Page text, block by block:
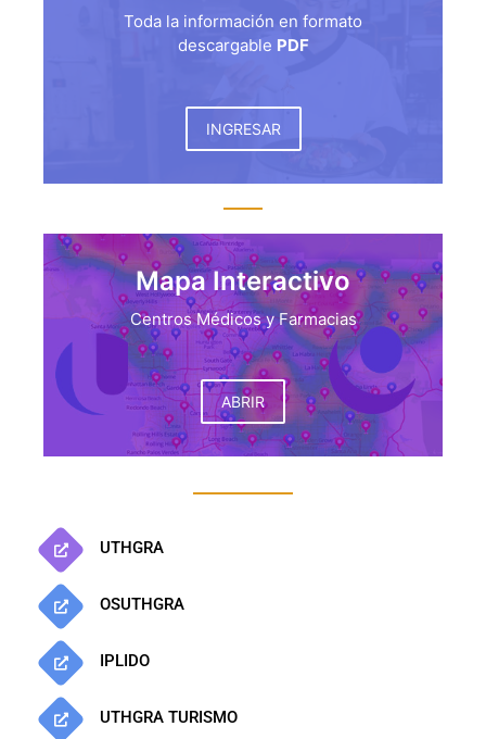
Toda la información en formato
descargable PDF
INGRESAR
Mapa Interactivo
Centros Médicos y Farmacias
ABRIR
UTHGRA
OSUTHGRA
IPLIDO
UTHGRA TURISMO